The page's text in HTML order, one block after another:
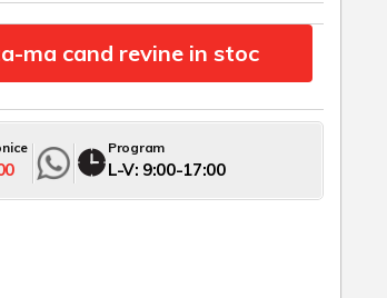
ma cand revine in stoc
Program
L-V: 9:00-17:00